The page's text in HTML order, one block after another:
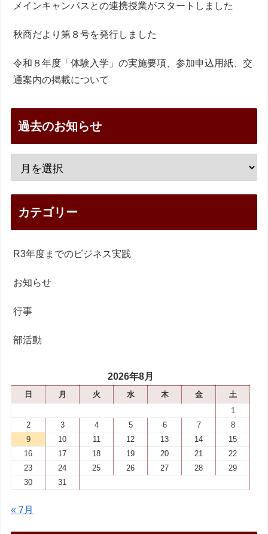
メインキャンパスとの連携授業がスタートしました
秋商だより第８号を発行しました
令和８年度「体験入学」の実施要項、参加申込用紙、交
通案内の掲載について
過去のお知らせ
カテゴリー
R3年度までのビジネス実践
お知らせ
行事
部活動
2026年8月
日 月 火 水 木 金
土
1
2
3 4 5 6 7
8
9
10 11 12 13 14
15
16
17 18 19 20 21
22
23
24 25 26 27 28
29
30
31
« 7月